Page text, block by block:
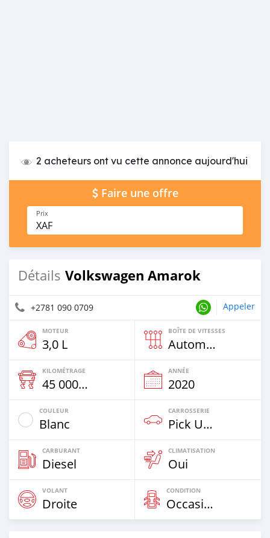
2 acheteurs ont vu cette annonce aujourd'hui
Faire une offre
Prix
XAF
Détails Volkswagen Amarok
+2781 090 0709 Appeler
MOTEUR
3,0 L
BOÎTE DE VITESSES
Automatique
KILOMÉTRAGE
45 000 Km
ANNÉE
2020
COULEUR
Blanc
CARROSSERIE
Pick Up Truck
CARBURANT
Diesel
CLIMATISATION
Oui
VOLANT
Droite
CONDITION
Occasion